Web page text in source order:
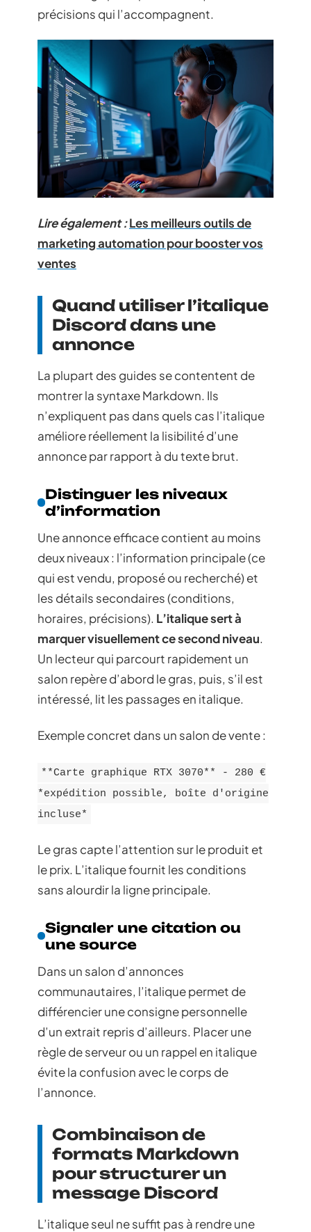
précisions qui l’accompagnent.
Lire également :Les meilleurs outils de
marketing automation pour booster vos
ventes
Quand utiliser l’italique
Discord dans une
annonce
La plupart des guides se contentent de
montrer la syntaxe Markdown. Ils
n’expliquent pas dans quels cas l’italique
améliore réellement la lisibilité d’une
annonce par rapport à du texte brut.
Distinguer les niveaux
d’information
Une annonce efficace contient au moins
deux niveaux : l’information principale (ce
qui est vendu, proposé ou recherché) et
les détails secondaires (conditions,
horaires, précisions). L’italique sert à
marquer visuellement ce second niveau.
Un lecteur qui parcourt rapidement un
salon repère d’abord le gras, puis, s’il est
intéressé, lit les passages en italique.
Exemple concret dans un salon de vente :
**Carte graphique RTX 3070** - 280 €
*expédition possible, boîte d'origine
incluse*
Le gras capte l’attention sur le produit et
le prix. L’italique fournit les conditions
sans alourdir la ligne principale.
Signaler une citation ou
une source
Dans un salon d’annonces
communautaires, l’italique permet de
différencier une consigne personnelle
d’un extrait repris d’ailleurs. Placer une
règle de serveur ou un rappel en italique
évite la confusion avec le corps de
l’annonce.
Combinaison de
formats Markdown
pour structurer un
message Discord
L’italique seul ne suffit pas à rendre une